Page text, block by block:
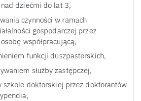
dziećmi do lat 3,
czynności w ramach
gospodarczej przez
współpracującą,
funkcji duszpasterskich,
służby zastępczej,
szkole doktorskiej przez doktorantów